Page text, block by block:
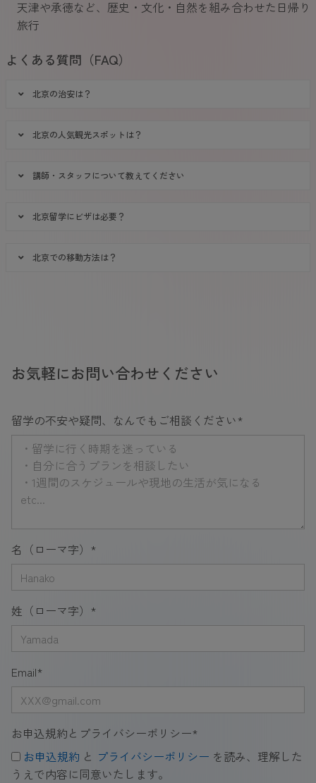
天津や承徳など、歴史・文化・自然を組み合わせた日帰り
旅行
よくある質問（FAQ）
北京の治安は？
北京の人気観光スポットは？
講師・スタッフについて教えてください
北京留学にビザは必要？
北京での移動方法は？
お気軽にお問い合わせください
留学の不安や疑問、なんでもご相談ください*
名（ローマ字） *
姓（ローマ字） *
Email*
お申込規約とプライバシーポリシー*
お申込規約 と プライバシーポリシー を読み、理解した
うえで内容に同意いたします。